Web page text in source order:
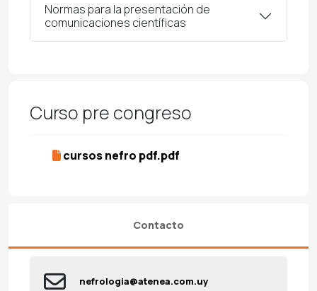
Normas para la presentación de
comunicaciones científicas
Curso pre congreso
cursos nefro pdf.pdf
Contacto
nefrologia@atenea.com.uy